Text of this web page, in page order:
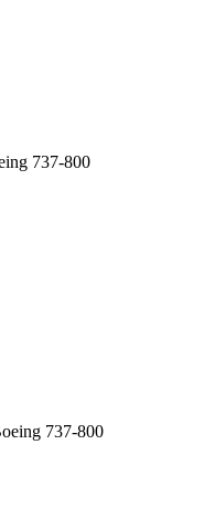
737-800
737-800